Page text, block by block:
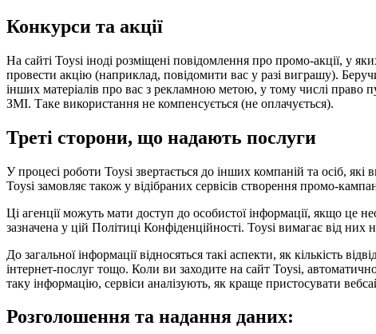
Конкурси та акції
На сайті Toysi іноді розміщені повідомлення про промо-акції, у
провести акцію (наприклад, повідомити вас у разі виграшу).
інших матеріалів про вас з рекламною метою, у тому числі право
ЗМІ. Таке використання не компенсується (не оплачується).
Треті сторони, що надають послуги
У процесі роботи Toysi звертається до інших компаній та осіб,
Toysi замовляє також у відібраних сервісів створення промо-
Ці агенції можуть мати доступ до особистої інформації, якщо це
зазначена у цій Політиці Конфіденційності. Toysi вимагає від них
До загальної інформації відносяться такі аспекти, як кількість
інтернет-послуг тощо. Коли ви заходите на сайт Toysi,
таку інформацію, сервіси аналізують, як краще пристосувати
Розголошення та надання даних: